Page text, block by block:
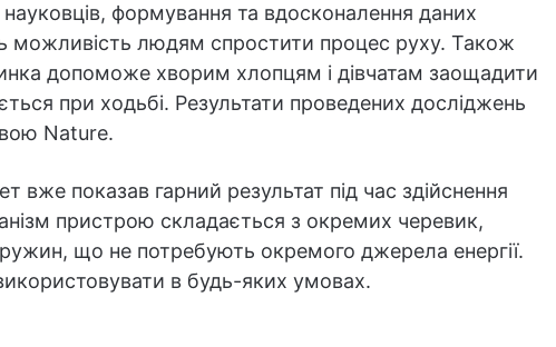
формування та вдосконалення даних
можливість людям спростити процес руху. Також
допоможе хворим хлопцям і дівчатам заощадити
при ходьбі. Результати проведених досліджень
Nature.
вже показав гарний результат під час здійснення
пристрою складається з окремих черевик,
що не потребують окремого джерела енергії.
в будь-яких умовах.